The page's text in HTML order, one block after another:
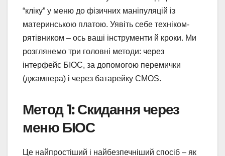
“кліку” у меню до фізичних маніпуляцій із
материнською платою. Уявіть себе техніком-
рятівником – ось ваші інструменти й кроки. Ми
розглянемо три головні методи: через
інтерфейс БІОС, за допомогою перемички
(джампера) і через батарейку CMOS.
Метод 1: Скидання через
меню БІОС
Це найпростіший і найбезпечніший спосіб – як